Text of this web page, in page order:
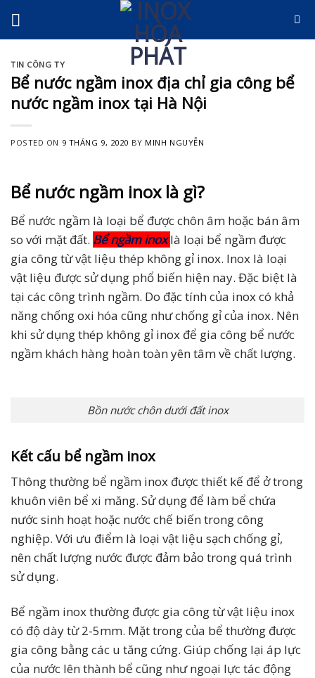
content
TIN CÔNG TY
Bể nước ngầm inox địa chỉ gia công bể
nước ngầm inox tại Hà Nội
POSTED ON 9 THÁNG 9, 2020 BY MINH NGUYỄN
Bể nước ngầm inox là gì?
Bể nước ngầm là loại bể được chôn âm hoặc bán âm
so với mặt đất. Bể ngầm inox là loại bể ngầm được
gia công từ vật liệu thép không gỉ inox. Inox là loại
vật liệu được sử dụng phổ biến hiện nay. Đặc biệt là
tại các công trình ngầm. Do đặc tính của inox có khả
năng chống oxi hóa cũng như chống gỉ của inox. Nên
khi sử dụng thép không gỉ inox để gia công bể nước
ngầm khách hàng hoàn toàn yên tâm về chất lượng.
Bồn nước chôn dưới đất inox
Kết cấu bể ngầm inox
Thông thường bể ngầm inox được thiết kế để ở trong
khuôn viên bể xi măng. Sử dụng để làm bể chứa
nước sinh hoạt hoặc nước chế biến trong công
nghiệp. Với ưu điểm là loại vật liệu sạch chống gỉ,
nên chất lượng nước được đảm bảo trong quá trình
sử dụng.
Bể ngầm inox thường được gia công từ vật liệu inox
có độ dày từ 2-5mm. Mặt trong của bể thường được
gia công bằng các u tăng cứng. Giúp chống lại áp lực
của nước lên thành bể cũng như ngoại lực tác động